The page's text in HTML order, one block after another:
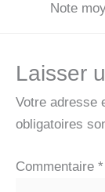
Note
Laisser
Votre adresse
obligatoires
Commentaire *